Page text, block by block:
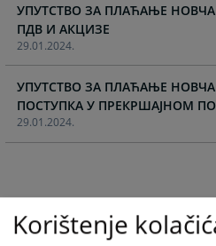
forward
to
interact
with
the
calendar
and
select
the
forward
with
the
select
the
29.01.2024.
УПУТСТВО ЗА ПЛАЋАЊЕ
ПДВ И АКЦИЗЕ
29.01.2024.
УПУТСТВО ЗА ПЛАЋАЊЕ
ПОСТУПКА У ПРЕКРШАЈНОМ
Korištenje